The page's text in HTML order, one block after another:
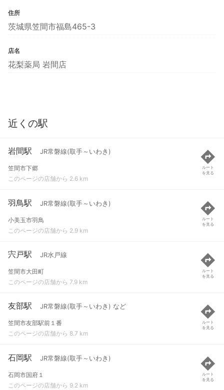
住所
茨城県笠間市福島465-3
店名
花梨薬局 岩間店
近くの駅
岩間駅 JR常磐線(取手～いわき)
笠間市下郷
このページの店舗から 2.6 km
ルート
を見る
羽鳥駅 JR常磐線(取手～いわき)
小美玉市羽鳥
このページの店舗から 2.9 km
ルート
を見る
宍戸駅 JR水戸線
笠間市大田町
このページの店舗から 7.9 km
ルート
を見る
友部駅 JR常磐線(取手～いわき) など
笠間市友部駅前１番
このページの店舗から 8.7 km
ルート
を見る
石岡駅 JR常磐線(取手～いわき)
石岡市国府１
このページの店舗から 9.2 km
ルート
を見る